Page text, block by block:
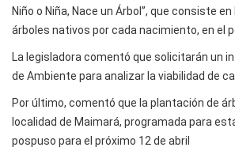
Niño o Niña, Nace un Árbol”, que consiste
árboles nativos por cada nacimiento, en el
La legisladora comentó que solicitarán un
de Ambiente para analizar la viabilidad de
Por último, comentó que la plantación de
localidad de Maimará, programada para
pospuso para el próximo 12 de abril